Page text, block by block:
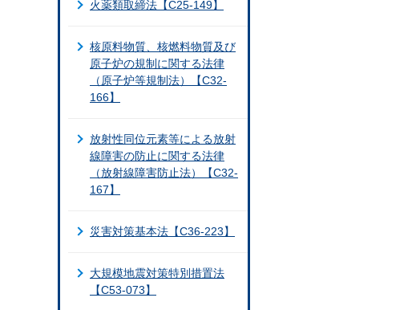
火薬類取締法【C25-149】
核原料物質、核燃料物質及び
原子炉の規制に関する法律
（原子炉等規制法）【C32-
166】
放射性同位元素等による放射
線障害の防止に関する法律
（放射線障害防止法）【C32-
167】
災害対策基本法【C36-223】
大規模地震対策特別措置法
【C53-073】